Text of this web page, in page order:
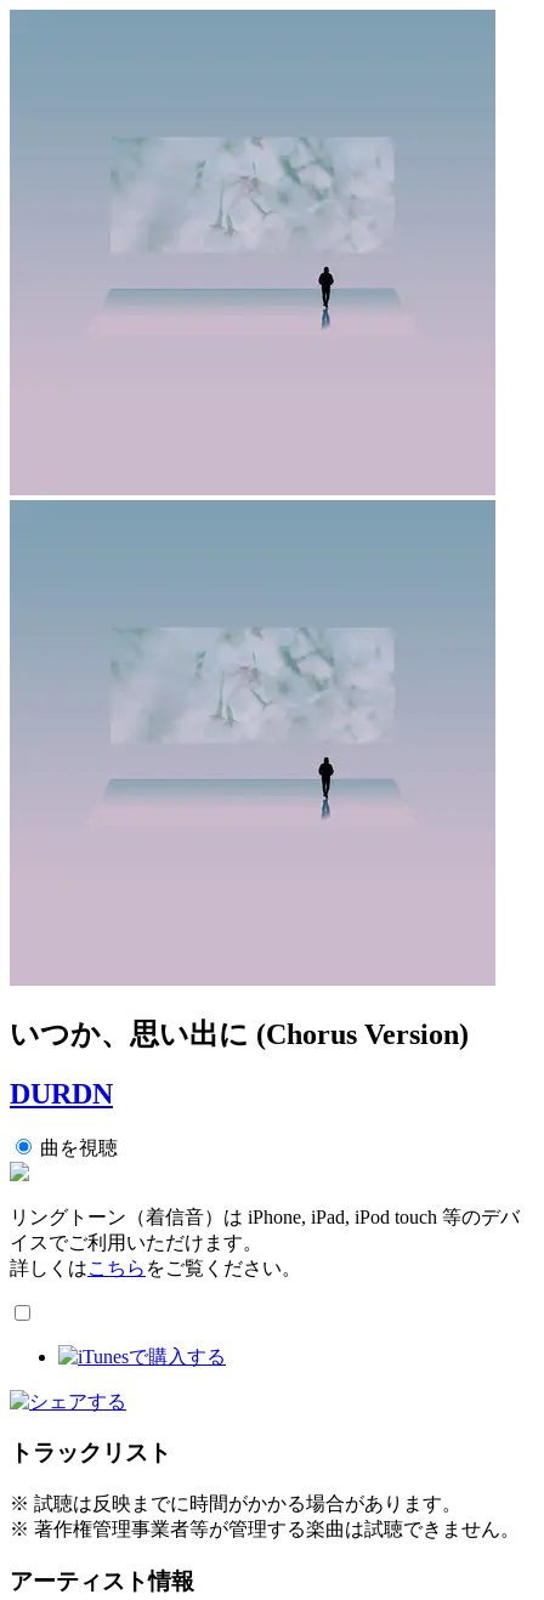
いつか、思い出に (Chorus Version)
DURDN
曲を視聴
リングトーン（着信音）は iPhone, iPad, iPod touch 等のデバ
イスでご利用いただけます。
詳しくはこちら をご覧ください。
トラックリスト
※ 試聴は反映までに時間がかかる場合があります。
※ 著作権管理事業者等が管理する楽曲は試聴できません。
アーティスト情報